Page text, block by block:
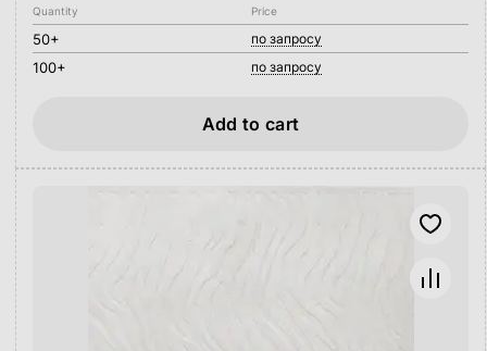
Quantity
50+
100+
Price
по запросу
по запросу
Add to cart